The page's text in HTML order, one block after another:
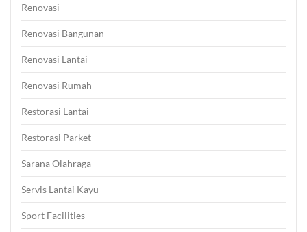
Renovasi
Renovasi Bangunan
Renovasi Lantai
Renovasi Rumah
Restorasi Lantai
Restorasi Parket
Sarana Olahraga
Servis Lantai Kayu
Sport Facilities